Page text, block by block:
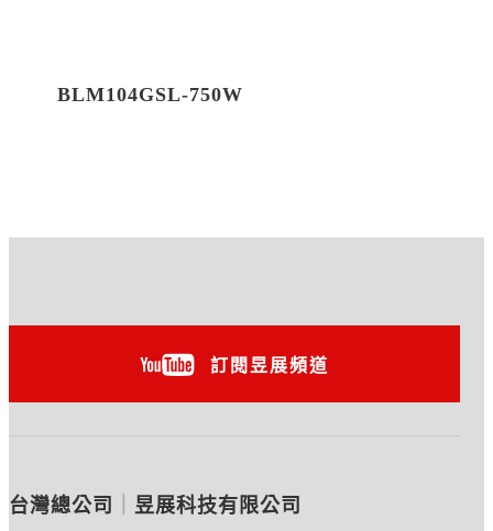
BLM104GSL-750W
訂閱昱展頻道
台灣總公司 昱展科技有限公司